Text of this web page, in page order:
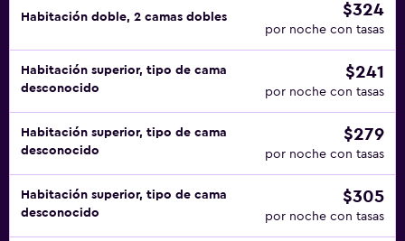
Habitación doble, 2 camas dobles $324
por noche con tasas
Habitación superior, tipo de cama
desconocido
$241
por noche con tasas
Habitación superior, tipo de cama
desconocido
$279
por noche con tasas
Habitación superior, tipo de cama
desconocido
$305
por noche con tasas